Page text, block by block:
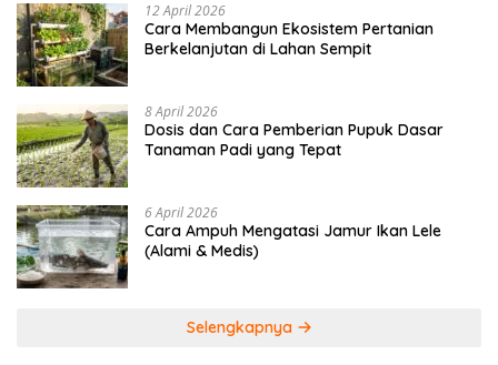
12 April 2026
Cara Membangun Ekosistem Pertanian
Berkelanjutan di Lahan Sempit
8 April 2026
Dosis dan Cara Pemberian Pupuk Dasar
Tanaman Padi yang Tepat
6 April 2026
Cara Ampuh Mengatasi Jamur Ikan Lele
(Alami & Medis)
Selengkapnya